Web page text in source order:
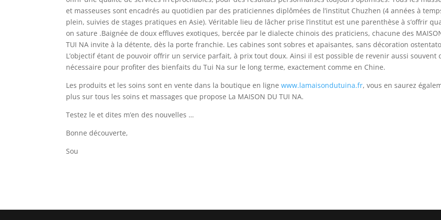
et masseuses sont encadrés au quotidien par des praticiennes diplômées de l’institut Chuzhen (4 années à
plein, suivies de stages pratiques en Asie). Véritable lieu de lâcher prise l’institut est une parenthèse à s’offrir
on sature .Baignée de doux effluves exotiques, bercée par le dialecte chinois des praticiens, chacune des
TUI NA invite à la détente, dès la porte franchie. Les cabines sont sobres et apaisantes, sans décoration
L’objectif étant de pouvoir offrir un service parfait, à prix tout doux. Ainsi il est possible de revenir aussi souvent
nécessaire pour profiter des bienfaits du Tui Na sur le long terme, exactement comme en Chine.
Les produits et les soins sont en vente dans la boutique en lignewww.lamaisondutuina.fr, vous en saurez
plus sur tous les soins et massages que propose La MAISON DU TUI NA.
Testez le et dites m’en des nouvelles …
Bonne découverte,
Sou